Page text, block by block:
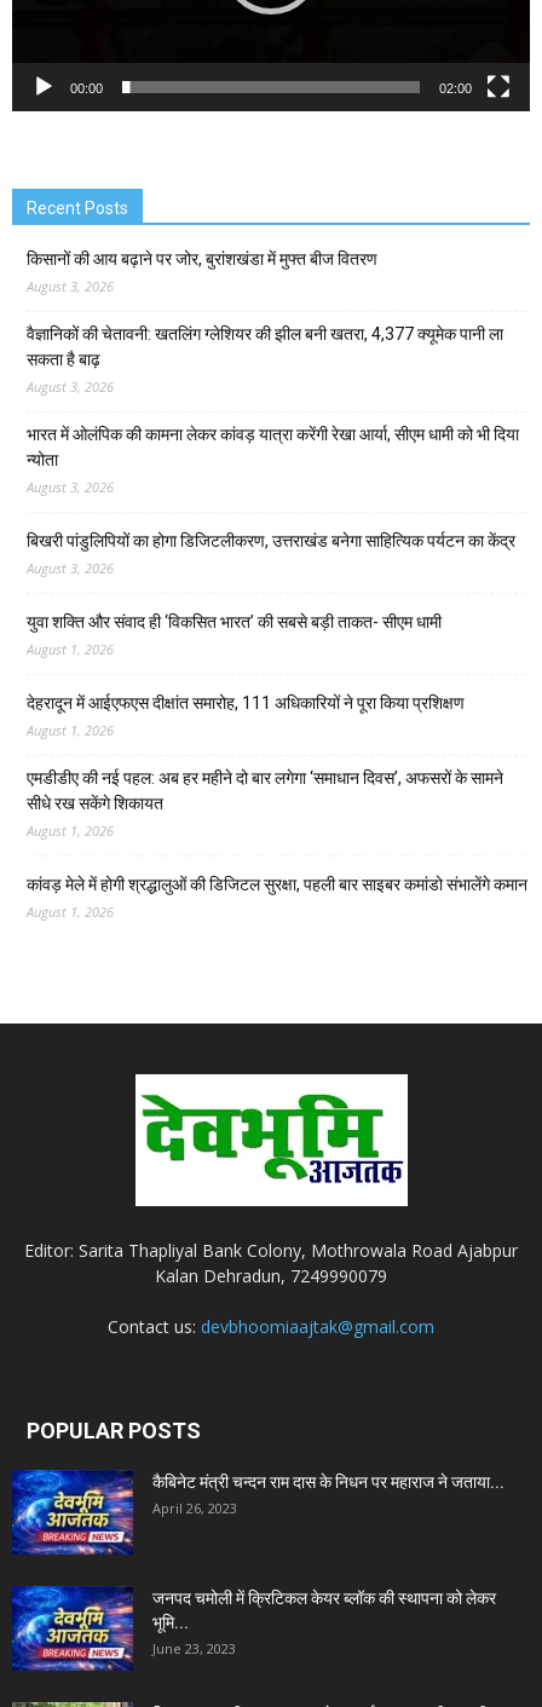
00:00 02:00
Recent Posts
किसानों की आय बढ़ाने पर जोर, बुरांशखंडा में मुफ्त बीज वितरण
August 3, 2026
वैज्ञानिकों की चेतावनी: खतलिंग ग्लेशियर की झील बनी खतरा, 4,377 क्यूमेक पानी ला
सकता है बाढ़
August 3, 2026
भारत में ओलंपिक की कामना लेकर कांवड़ यात्रा करेंगी रेखा आर्या, सीएम धामी को भी दिया
न्योता
August 3, 2026
बिखरी पांडुलिपियों का होगा डिजिटलीकरण, उत्तराखंड बनेगा साहित्यिक पर्यटन का केंद्र
August 3, 2026
युवा शक्ति और संवाद ही ‘विकसित भारत’ की सबसे बड़ी ताकत- सीएम धामी
August 1, 2026
देहरादून में आईएफएस दीक्षांत समारोह, 111 अधिकारियों ने पूरा किया प्रशिक्षण
August 1, 2026
एमडीडीए की नई पहल: अब हर महीने दो बार लगेगा ‘समाधान दिवस’, अफसरों के सामने
सीधे रख सकेंगे शिकायत
August 1, 2026
कांवड़ मेले में होगी श्रद्धालुओं की डिजिटल सुरक्षा, पहली बार साइबर कमांडो संभालेंगे कमान
August 1, 2026
Editor: Sarita Thapliyal Bank Colony, Mothrowala Road Ajabpur
Kalan Dehradun, 7249990079
Contact us: devbhoomiaajtak@gmail.com
POPULAR POSTS
कैबिनेट मंत्री चन्दन राम दास के निधन पर महाराज ने जताया...
April 26, 2023
जनपद चमोली में क्रिटिकल केयर ब्लॉक की स्थापना को लेकर
भूमि...
June 23, 2023